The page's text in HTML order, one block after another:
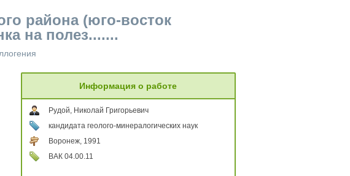
района (юго-восток
на полез.......
Информация о работе
Рудой, Николай Григорьевич
кандидата геолого-минералогических наук
Воронеж, 1991
ВАК 04.00.11